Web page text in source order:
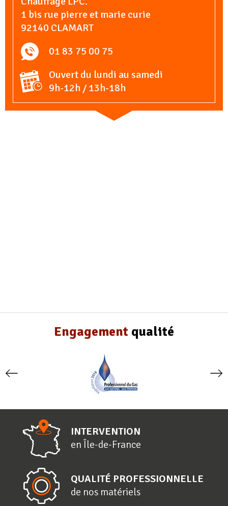
1 bis rue pierre et marie curie
92140 CLAMART
01 83 75 00 75
Ouvert du lundi au samedi
9h-12h / 13h-18h
Engagement qualité
INTERVENTION
en Île-de-France
QUALITÉ PROFESSIONNELLE
de nos matériels